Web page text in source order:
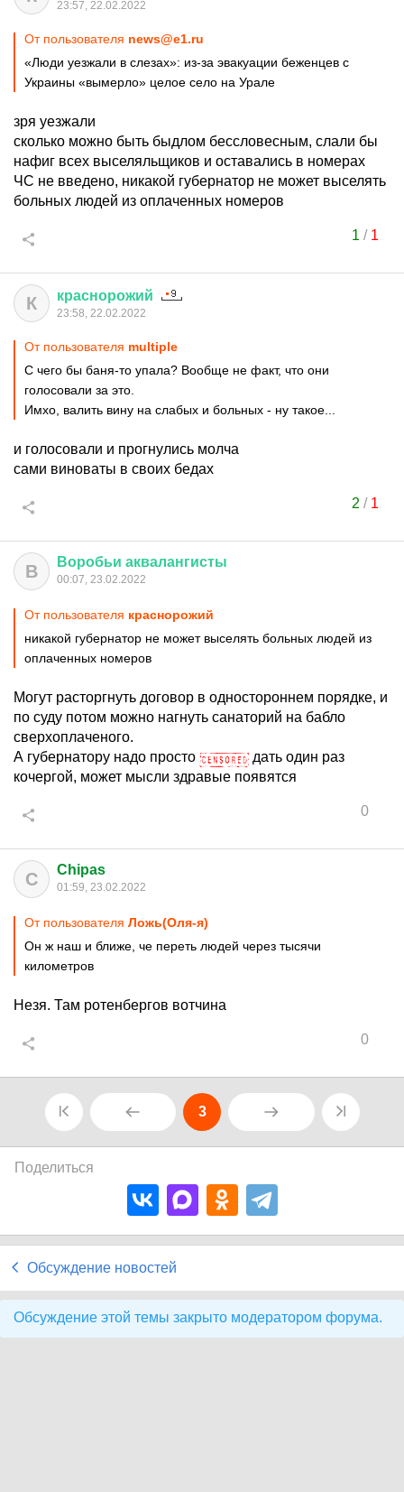
23:57, 22.02.2022
От пользователя news@e1.ru
«Люди уезжали в слезах»: из-за эвакуации беженцев с
Украины «вымерло» целое село на Урале
зря уезжали
сколько можно быть быдлом бессловесным, слали бы
нафиг всех выселяльщиков и оставались в номерах
ЧС не введено, никакой губернатор не может выселять
больных людей из оплаченных номеров
1 / 1
К краснорожий
23:58, 22.02.2022
От пользователя multiple
С чего бы баня-то упала? Вообще не факт, что они
голосовали за это.
Имхо, валить вину на слабых и больных - ну такое...
и голосовали и прогнулись молча
сами виноваты в своих бедах
2 / 1
В Воробьи аквалангисты
00:07, 23.02.2022
От пользователя краснорожий
никакой губернатор не может выселять больных людей из
оплаченных номеров
Могут расторгнуть договор в одностороннем порядке, и
по суду потом можно нагнуть санаторий на бабло
сверхоплаченого.
А губернатору надо просто
дать один раз
кочергой, может мысли здравые появятся
0
C Chipas
01:59, 23.02.2022
От пользователя Ложь(Оля-я)
Он ж наш и ближе, че переть людей через тысячи
километров
Незя. Там ротенбергов вотчина
0
3
Поделиться
Обсуждение новостей
Обсуждение этой темы закрыто модератором форума.